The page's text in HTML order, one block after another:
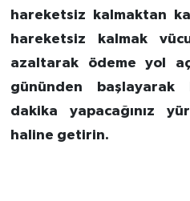
hareketsiz kalmaktan
hareketsiz kalmak
azaltarak ödeme yol
gününden
dakika yapacağınız
haline getirin.